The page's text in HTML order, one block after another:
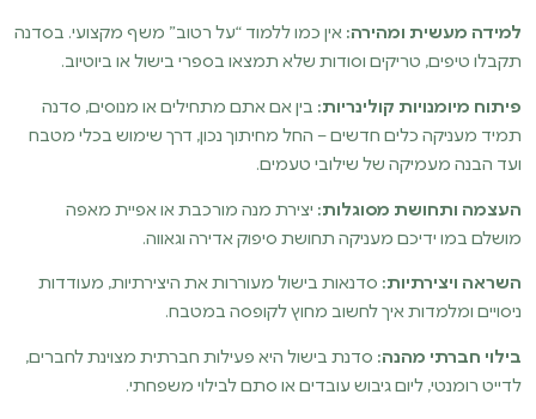
למידה מעשית ומהירה: אין כמו ללמוד “על רטוב” משף מקצועי. בסדנה
תקבלו טיפים, טריקים וסודות שלא תמצאו בספרי בישול או ביוטיוב.
פיתוח מיומנויות קולינריות: בין אם אתם מתחילים או מנוסים, סדנה
תמיד מעניקה כלים חדשים – החל מחיתוך נכון, דרך שימוש בכלי מטבח
ועד הבנה מעמיקה של שילובי טעמים.
העצמה ותחושת מסוגלות: יצירת מנה מורכבת או אפיית מאפה
מושלם במו ידיכם מעניקה תחושת סיפוק אדירה וגאווה.
השראה ויצירתיות: סדנאות בישול מעוררות את היצירתיות, מעודדות
ניסויים ומלמדות איך לחשוב מחוץ לקופסה במטבח.
בילוי חברתי מהנה: סדנת בישול היא פעילות חברתית מצוינת לחברים,
לדייט רומנטי, ליום גיבוש עובדים או סתם לבילוי משפחתי.